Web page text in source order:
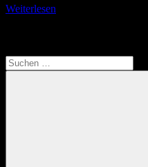
Weiterlesen
Suchen
nach: